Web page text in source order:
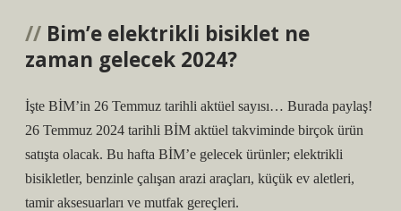
Bim’e elektrikli bisiklet ne
zaman gelecek 2024?
İşte BİM’in 26 Temmuz tarihli aktüel sayısı… Burada paylaş!
26 Temmuz 2024 tarihli BİM aktüel takviminde birçok ürün
satışta olacak. Bu hafta BİM’e gelecek ürünler; elektrikli
bisikletler, benzinle çalışan arazi araçları, küçük ev aletleri,
tamir aksesuarları ve mutfak gereçleri.